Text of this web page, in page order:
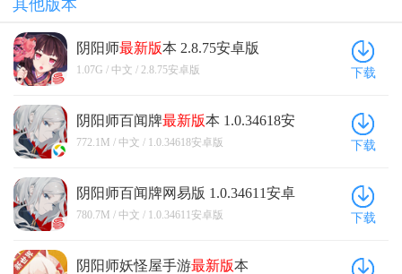
其他版本
阴阳师最新版本 2.8.75安卓版
1.07G / 中文 / 2.8.75安卓版 下载
阴阳师百闻牌最新版本 1.0.34618安
卓版
772.1M / 中文 / 1.0.34618安卓版 下载
阴阳师百闻牌网易版 1.0.34611安卓
版
780.7M / 中文 / 1.0.34611安卓版 下载
阴阳师妖怪屋手游最新版本